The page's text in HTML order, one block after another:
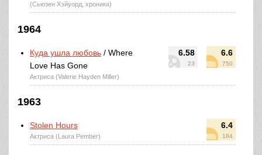
(Сьюзен Хэйуорд, хроника)
1964
6.58
23
6.6
750
Куда ушла любовь / Where
Love Has Gone
Актриса (Valerie Hayden Miller)
1963
6.4
184
Stolen Hours
Актриса (Laura Pember)